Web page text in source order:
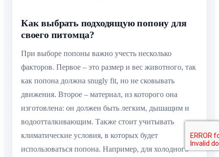
Как выбрать подходящую попону для
своего питомца?
При выборе попоны важно учесть несколько
факторов. Первое – это размер и вес животного, так
как попона должна snugly fit, но не сковывать
движения. Второе – материал, из которого она
изготовлена: он должен быть легким, дышащим и
водоотталкивающим. Также стоит учитывать
климатические условия, в которых будет
использоваться попона. Например, для холодного